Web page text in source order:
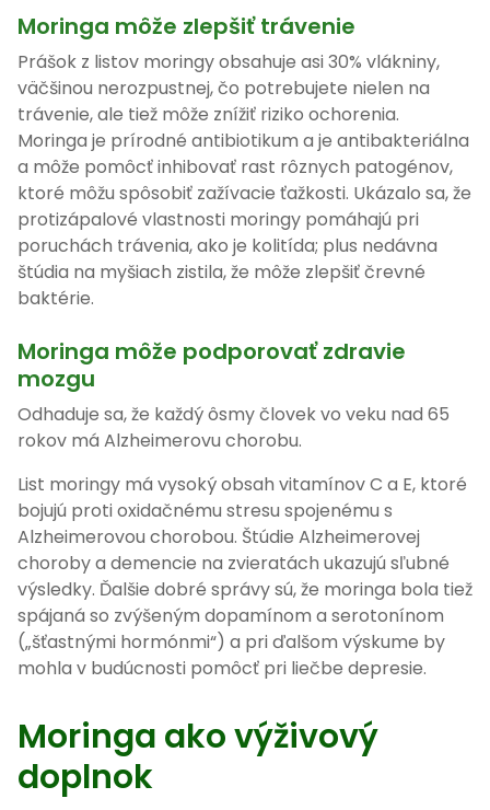
Moringa môže zlepšiť trávenie
Prášok z listov moringy obsahuje asi 30% vlákniny,
väčšinou nerozpustnej, čo potrebujete nielen na
trávenie, ale tiež môže znížiť riziko ochorenia.
Moringa je prírodné antibiotikum a je antibakteriálna
a môže pomôcť inhibovať rast rôznych patogénov,
ktoré môžu spôsobiť zažívacie ťažkosti. Ukázalo sa, že
protizápalové vlastnosti moringy pomáhajú pri
poruchách trávenia, ako je kolitída; plus nedávna
štúdia na myšiach zistila, že môže zlepšiť črevné
baktérie.
Moringa môže podporovať zdravie
mozgu
Odhaduje sa, že každý ôsmy človek vo veku nad 65
rokov má Alzheimerovu chorobu.
List moringy má vysoký obsah vitamínov C a E, ktoré
bojujú proti oxidačnému stresu spojenému s
Alzheimerovou chorobou. Štúdie Alzheimerovej
choroby a demencie na zvieratách ukazujú sľubné
výsledky. Ďalšie dobré správy sú, že moringa bola tiež
spájaná so zvýšeným dopamínom a serotonínom
(„šťastnými hormónmi“) a pri ďalšom výskume by
mohla v budúcnosti pomôcť pri liečbe depresie.
Moringa ako výživový
doplnok